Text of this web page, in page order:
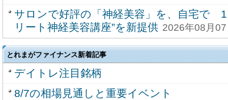
サロンで好評の「神経美容」を、自宅で
リート神経美容講座”を新提供 2026年08月
とれまがファイナンス新着記事
デイトレ注目銘柄
8/7の相場見通しと重要イベント